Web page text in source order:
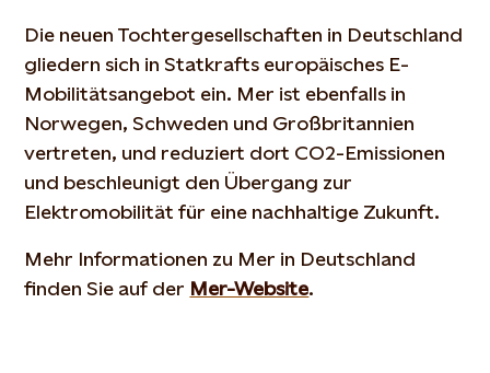
Die neuen Tochtergesellschaften in Deutschland
gliedern sich in Statkrafts europäisches E-
Mobilitätsangebot ein. Mer ist ebenfalls in
Norwegen, Schweden und Großbritannien
vertreten, und reduziert dort CO2-Emissionen
und beschleunigt den Übergang zur
Elektromobilität für eine nachhaltige Zukunft.
Mehr Informationen zu Mer in Deutschland
finden Sie auf der Mer-Website.